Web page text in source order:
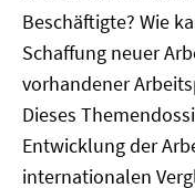
Beschäftigte? Wie
Schaffung neuer
vorhandener
Dieses
Entwicklung der
internationalen